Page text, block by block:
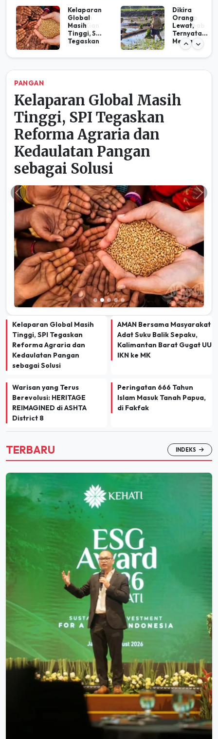
Kelaparan
Global
Masih
Tinggi, SPI
Tegaskan
Agraria
Kedaulata
Solusi
Dikira
Orang
Lewat,
Ternyata
Mentan
Amran,
Curhat
Semarang
NADI NEGERI
AMAN Bersama
Masyarakat Adat Suku
Balik Sepaku, Kalimantan
Barat Gugat UU IKN ke MK
Previous
Kelaparan Global Masih
Tinggi, SPI Tegaskan
Reforma Agraria dan
Kedaulatan Pangan
sebagai Solusi
AMAN Bersama Masyarakat
Adat Suku Balik Sepaku,
Kalimantan Barat Gugat UU
IKN ke MK
Warisan yang Terus
REIMAGINED di ASHTA
District 8
di Fakfak
TERBARU INDEKS